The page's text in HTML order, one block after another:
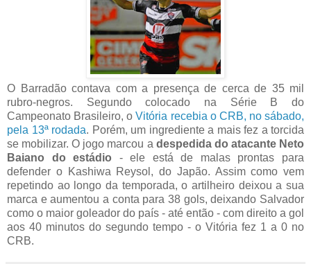
O Barradão contava com a presença de cerca de 35 mil
rubro-negros. Segundo colocado na Série B do
Campeonato Brasileiro, oVitória recebia o CRB, no sábado,
pela 13ª rodada. Porém, um ingrediente a mais fez a torcida
se mobilizar. O jogo marcou a despedida do atacante Neto
Baiano do estádio - ele está de malas prontas para
defender o Kashiwa Reysol, do Japão. Assim como vem
repetindo ao longo da temporada, o artilheiro deixou a sua
marca e aumentou a conta para 38 gols, deixando Salvador
como o maior goleador do país - até então - com direito a gol
aos 40 minutos do segundo tempo - o Vitória fez 1 a 0 no
CRB.